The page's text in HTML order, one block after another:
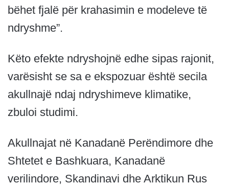
bëhet fjalë për krahasimin e modeleve të
ndryshme”.
Këto efekte ndryshojnë edhe sipas rajonit,
varësisht se sa e ekspozuar është secila
akullnajë ndaj ndryshimeve klimatike,
zbuloi studimi.
Akullnajat në Kanadanë Perëndimore dhe
Shtetet e Bashkuara, Kanadanë
verilindore, Skandinavi dhe Arktikun Rus